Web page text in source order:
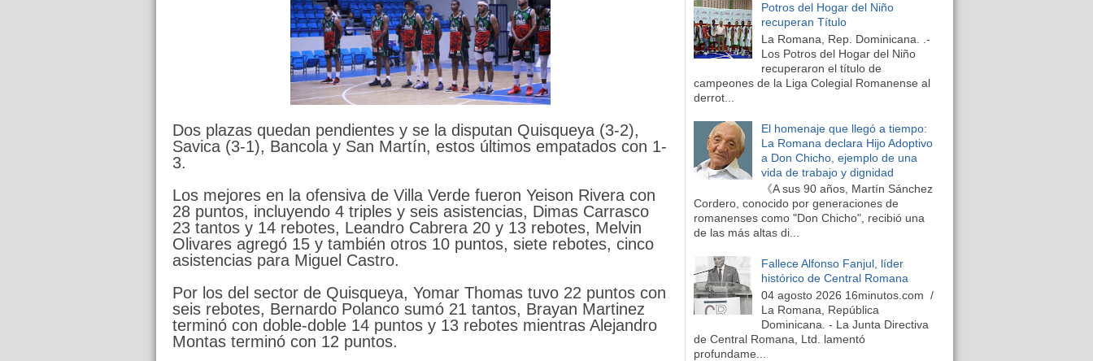
Dos plazas quedan pendientes y se la disputan Quisqueya (3-2),
Savica (3-1), Bancola y San Martín, estos últimos empatados con 1-
3.
Los mejores en la ofensiva de Villa Verde fueron Yeison Rivera con
28 puntos, incluyendo 4 triples y seis asistencias, Dimas Carrasco
23 tantos y 14 rebotes, Leandro Cabrera 20 y 13 rebotes, Melvin
Olivares agregó 15 y también otros 10 puntos, siete rebotes, cinco
asistencias para Miguel Castro.
Por los del sector de Quisqueya, Yomar Thomas tuvo 22 puntos con
seis rebotes, Bernardo Polanco sumó 21 tantos, Brayan Martinez
terminó con doble-doble 14 puntos y 13 rebotes mientras Alejandro
Montas terminó con 12 puntos.
Potros del Hogar del Niño
recuperan Título
La Romana, Rep. Dominicana. .-
Los Potros del Hogar del Niño
recuperaron el título de
campeones de la Liga Colegial Romanense al
derrot...
El homenaje que llegó a tiempo:
La Romana declara Hijo Adoptivo
a Don Chicho, ejemplo de una
vida de trabajo y dignidad
《A sus 90 años, Martín Sánchez
Cordero, conocido por generaciones de
romanenses como "Don Chicho", recibió una
de las más altas di...
Fallece Alfonso Fanjul, líder
histórico de Central Romana
04 agosto 2026 16minutos.com /
La Romana, República
Dominicana. - La Junta Directiva
de Central Romana, Ltd. lamentó
profundame...